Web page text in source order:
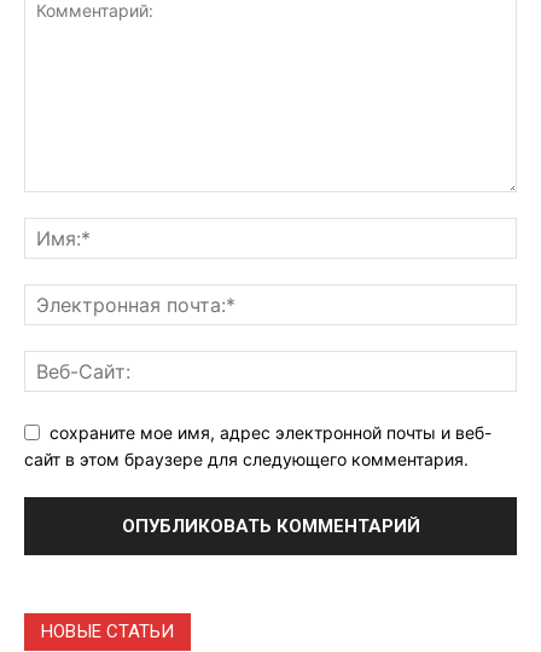
сохраните мое имя, адрес электронной почты и веб-
сайт в этом браузере для следующего комментария.
НОВЫЕ СТАТЬИ